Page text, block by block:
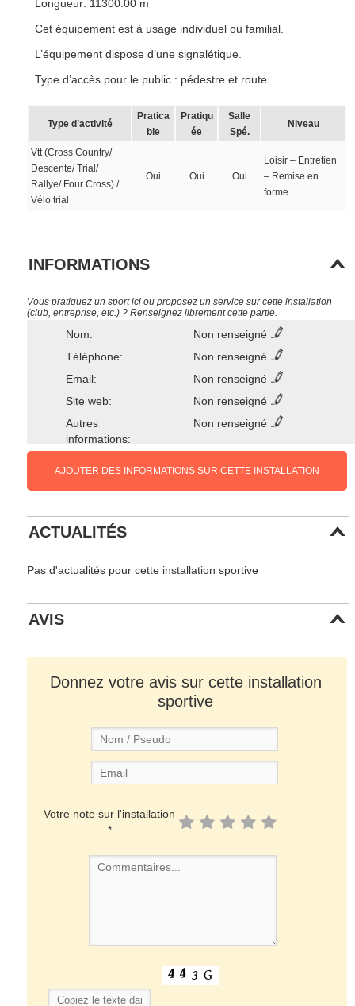
Longueur: 11300.00 m
Cet équipement est à usage individuel ou familial.
L’équipement dispose d’une signalétique.
Type d’accès pour le public : pédestre et route.
Type d’activité
Pratica
ble
Pratiqu
ée
Salle
Spé.
Niveau
Vtt (Cross Country/
Descente/ Trial/
Rallye/ Four Cross) /
Vélo trial
Oui Oui Oui
Loisir – Entretien
– Remise en
forme
INFORMATIONS
Vous pratiquez un sport ici ou proposez un service sur cette installation
(club, entreprise, etc.) ? Renseignez librement cette partie.
Nom:
Non renseigné
Téléphone:
Non renseigné
Email:
Non renseigné
Site web:
Non renseigné
Autres
informations:
Non renseigné
AJOUTER DES INFORMATIONS SUR CETTE INSTALLATION
ACTUALITÉS
Pas d'actualités pour cette installation sportive
AVIS
Donnez votre avis sur cette installation
sportive
Votre note sur l'installation
*